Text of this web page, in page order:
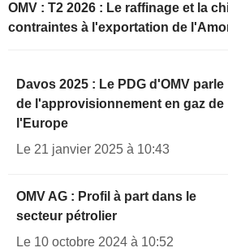
OMV : T2 2026 : Le raffinage et la
contraintes à l'exportation de
Davos 2025 : Le PDG d'OMV parle
de l'approvisionnement en gaz de
l'Europe
Le 21 janvier 2025 à 10:43
OMV AG : Profil à part dans le
secteur pétrolier
Le 10 octobre 2024 à 10:52